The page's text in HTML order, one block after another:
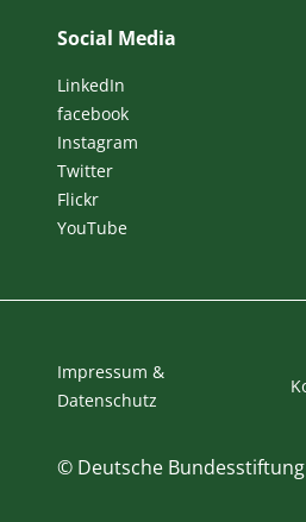
Social Media
LinkedIn
facebook
Instagram
Twitter
Flickr
YouTube
© Deutsche
Impressum &
Datenschutz